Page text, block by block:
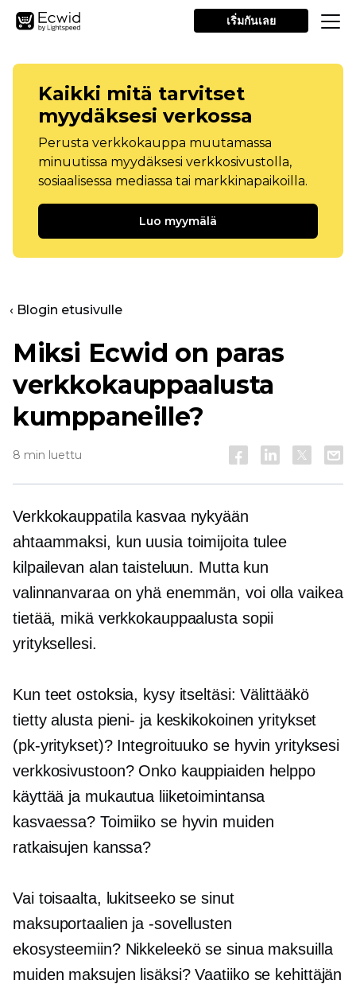
เริ่มกันเลย
Kaikki mitä tarvitset
myydäksesi verkossa
Perusta verkkokauppa muutamassa
minuutissa myydäksesi verkkosivustolla,
sosiaalisessa mediassa tai markkinapaikoilla.
Luo myymälä
‹ Blogin etusivulle
Miksi Ecwid on paras
verkkokauppaalusta
kumppaneille?
8 min luettu
Verkkokauppatila kasvaa nykyään
ahtaammaksi, kun uusia toimijoita tulee
kilpailevan alan taisteluun. Mutta kun
valinnanvaraa on yhä enemmän, voi olla vaikea
tietää, mikä verkkokauppaalusta sopii
yrityksellesi.
Kun teet ostoksia, kysy itseltäsi: Välittääkö
tietty alusta pieni- ja keskikokoinen yritykset
(pk-yritykset)? Integroituuko se hyvin yrityksesi
verkkosivustoon? Onko kauppiaiden helppo
käyttää ja mukautua liiketoimintansa
kasvaessa? Toimiiko se hyvin muiden
ratkaisujen kanssa?
Vai toisaalta, lukitseeko se sinut
maksuportaalien ja -sovellusten
ekosysteemiin? Nikkeleekö se sinua maksuilla
muiden maksujen lisäksi? Vaatiiko se kehittäjän